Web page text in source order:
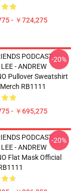
- ￥724,275
PODCAST -
- ANDREW
Pullover Sweatshirt
RB1111
- ￥695,275
-20%
PODCAST -
- ANDREW
Flat Mask Official
-20%